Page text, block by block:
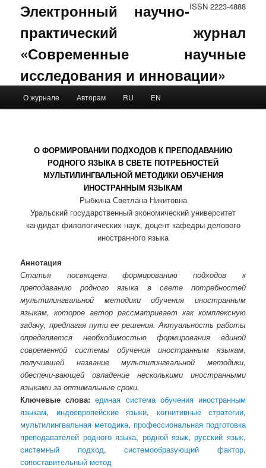
ISSN 2223-4888
Электронный научно-
практический журнал
«Современные научные
исследования и инновации»
Skip to primary content
Skip to secondary content
О журнале Авторам RU EN
О ФОРМИРОВАНИИ ПОДХОДОВ К ПРЕПОДАВАНИЮ
РОДНОГО ЯЗЫКА В СВЕТЕ ПОТРЕБНОСТЕЙ
МУЛЬТИЛИНГВАЛЬНОЙ МЕТОДИКИ ОБУЧЕНИЯ
ИНОСТРАННЫМ ЯЗЫКАМ
Рыбкина Светлана Никитовна
Уральский государственный экономический университет
кандидат филологических наук, доцент кафедры делового
иностранного языка
Аннотация
Статья посвящена формированию подходов к
преподаванию родного языка в свете потребностей
мультилингвальной методики обучения иностранным
языкам, которое автор рассматривает как комплексную
задачу, предлагая пути ее решения. Актуальность работы
определяется необходимостью формирования единой
современной системы обучения иностранным языкам,
получившей название мультилингвальной методики,
обеспечи-вающей овладение несколькими иностранными
языками за оптимальные сроки.
Ключевые слова: единая система обучения иностранным
языкам, индоевропейские языки, когнитивные стратегии,
мультилингвальная методика, профессиональная подготовка
преподавателей родного языка, родной язык,русский язык,
системный подход,системообразующий фактор,
сопоставительный метод